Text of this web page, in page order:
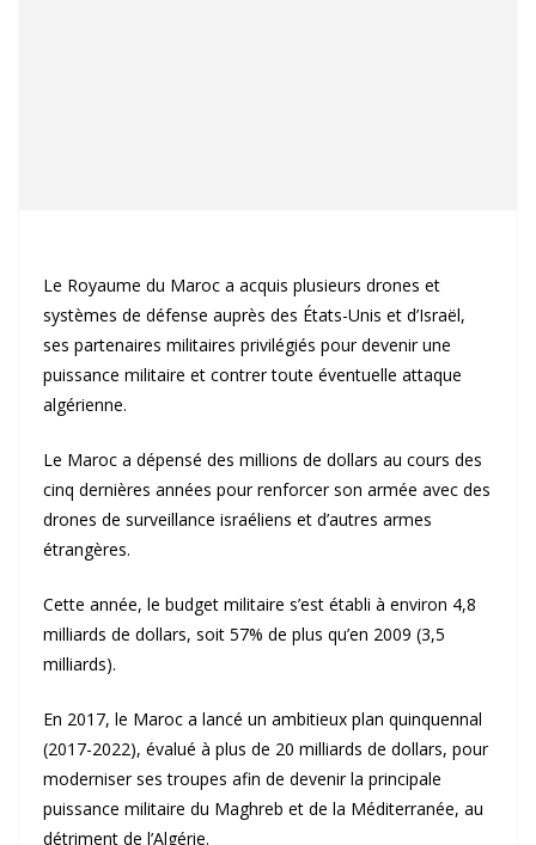
Le Royaume du Maroc a acquis plusieurs drones et
systèmes de défense auprès des États-Unis et d’Israël,
ses partenaires militaires privilégiés pour devenir une
puissance militaire et contrer toute éventuelle attaque
algérienne.
Le Maroc a dépensé des millions de dollars au cours des
cinq dernières années pour renforcer son armée avec des
drones de surveillance israéliens et d’autres armes
étrangères.
Cette année, le budget militaire s’est établi à environ 4,8
milliards de dollars, soit 57% de plus qu’en 2009 (3,5
milliards).
En 2017, le Maroc a lancé un ambitieux plan quinquennal
(2017-2022), évalué à plus de 20 milliards de dollars, pour
moderniser ses troupes afin de devenir la principale
puissance militaire du Maghreb et de la Méditerranée, au
détriment de l’Algérie.